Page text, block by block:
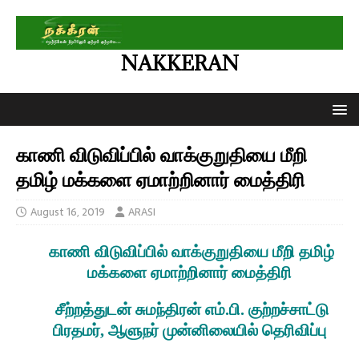
NAKKERAN
காணி விடுவிப்பில் வாக்குறுதியை மீறி
தமிழ் மக்களை ஏமாற்றினார் மைத்திரி
August 16, 2019 ARASI
காணி விடுவிப்பில் வாக்குறுதியை மீறி தமிழ்
மக்களை ஏமாற்றினார் மைத்திரி
சீற்றத்துடன் சுமந்திரன் எம்.பி. குற்றச்சாட்டு
பிரதமர், ஆளுநர் முன்னிலையில் தெரிவிப்பு